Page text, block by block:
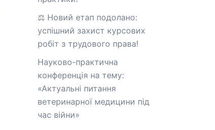
⚖️ Новий етап подолано:
успішний захист курсових
робіт з трудового права!
Науково-практична
конференція на тему:
«Актуальні питання
ветеринарної медицини під
час війни»